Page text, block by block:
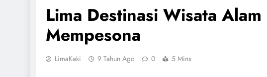
Lima Destinasi Wisata
Mempesona
LimaKaki 9 Tahun Ago 0 5 Mins